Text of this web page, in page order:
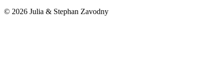
© 2026 Julia & Stephan Zavodny